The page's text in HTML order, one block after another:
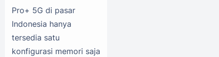
Pro+ 5G di pasar
Indonesia hanya
tersedia satu
konfigurasi memori saja